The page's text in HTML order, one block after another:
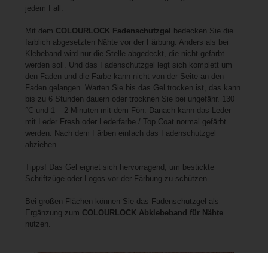
jedem Fall.
Mit dem COLOURLOCK Fadenschutzgel bedecken Sie die
farblich abgesetzten Nähte vor der Färbung. Anders als bei
Klebeband wird nur die Stelle abgedeckt, die nicht gefärbt
werden soll. Und das Fadenschutzgel legt sich komplett um
den Faden und die Farbe kann nicht von der Seite an den
Faden gelangen. Warten Sie bis das Gel trocken ist, das kann
bis zu 6 Stunden dauern oder trocknen Sie bei ungefähr. 130
°C und 1 – 2 Minuten mit dem Fön. Danach kann das Leder
mit Leder Fresh oder Lederfarbe / Top Coat normal gefärbt
werden. Nach dem Färben einfach das Fadenschutzgel
abziehen.
Tipps! Das Gel eignet sich hervorragend, um bestickte
Schriftzüge oder Logos vor der Färbung zu schützen.
Bei großen Flächen können Sie das Fadenschutzgel als
Ergänzung zum COLOURLOCK Abklebeband für Nähte
nutzen.